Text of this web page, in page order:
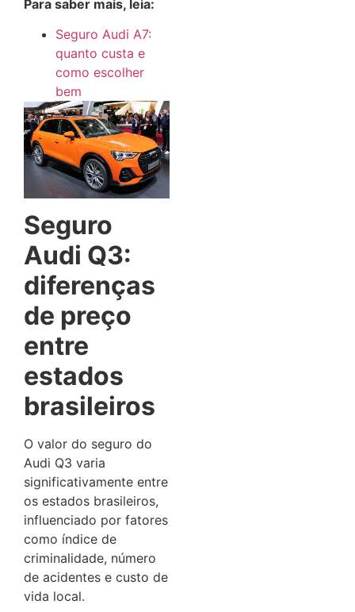
Para saber mais, leia:
Seguro Audi A7:
quanto custa e
como escolher
bem
Seguro
Audi Q3:
diferenças
de preço
entre
estados
brasileiros
O valor do seguro do
Audi Q3 varia
significativamente entre
os estados brasileiros,
influenciado por fatores
como índice de
criminalidade, número
de acidentes e custo de
vida local.